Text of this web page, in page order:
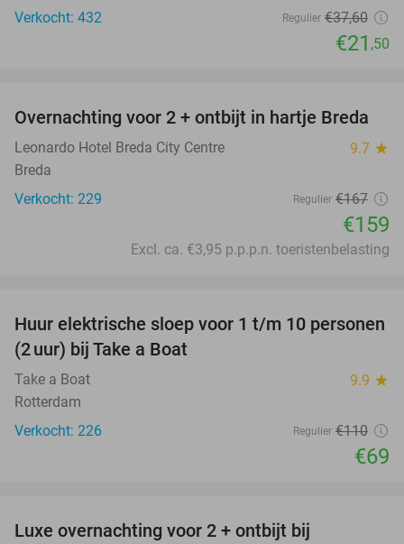
Verkocht: 432
Regulier €37,60
€21 ,50
5%
Overnachting voor 2 + ontbijt in hartje Breda
Leonardo Hotel Breda City Centre 9.7 star
Breda
Verkocht: 229
Regulier €167
€159
Excl. ca. €3,95 p.p.p.n. toeristenbelasting
37%
Huur elektrische sloep voor 1 t/m 10 personen
(2 uur) bij Take a Boat
Take a Boat 9.9 star
Rotterdam
Verkocht: 226
Regulier €110
€69
Luxe overnachting voor 2 + ontbijt bij